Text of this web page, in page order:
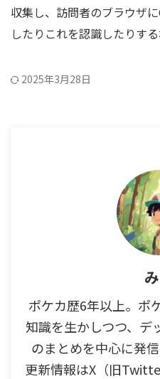
収集し、訪問者のブラウザ
したりこれを認識したりする
2025年3月28日
ポケカ歴6年以上。ポ
知識を生かしつつ、デ
のまとめを中心に発
更新情報はX（旧